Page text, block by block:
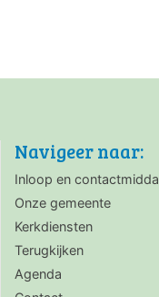
Navigeer naar:
Inloop en
Onze gemeente
Kerkdiensten
Terugkijken
Agenda